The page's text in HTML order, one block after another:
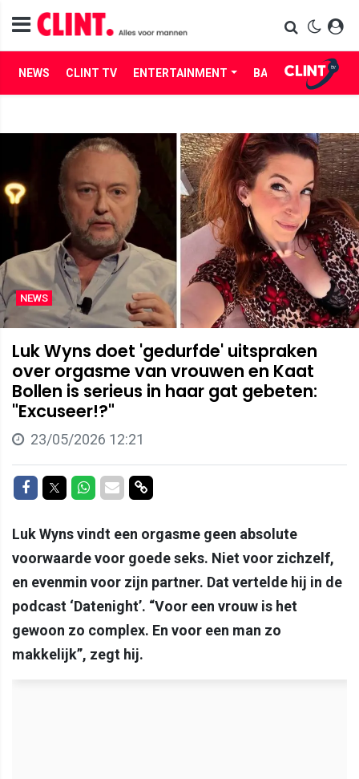
NEWS CLINT TV ENTERTAINMENT BABES LIFE
NEWS
Luk Wyns doet 'gedurfde' uitspraken
over orgasme van vrouwen en Kaat
Bollen is serieus in haar gat gebeten:
"Excuseer!?"
23/05/2026 12:21
Delen op Facebook
Delen op Twitter
Delen op Whatsapp
Delen via Mail
Delen via link
Luk Wyns vindt een orgasme geen absolute
voorwaarde voor goede seks. Niet voor zichzelf,
en evenmin voor zijn partner. Dat vertelde hij in de
podcast ‘Datenight’. “Voor een vrouw is het
gewoon zo complex. En voor een man zo
makkelijk”, zegt hij.